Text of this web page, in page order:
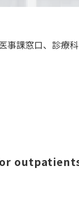
課窓口、診療